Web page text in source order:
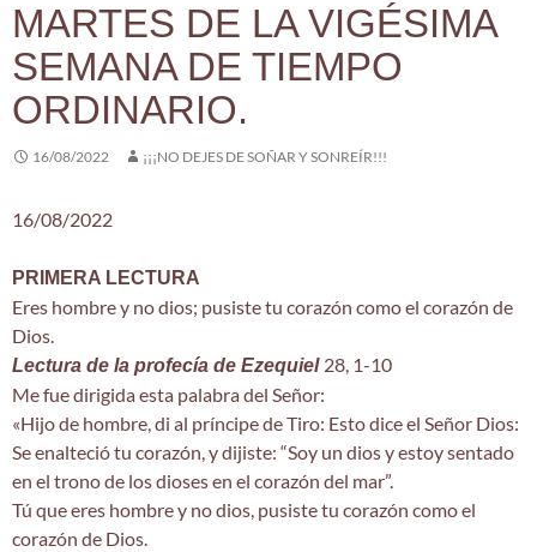
MARTES DE LA VIGÉSIMA
SEMANA DE TIEMPO
ORDINARIO.
16/08/2022 ¡¡¡NO DEJES DE SOÑAR Y SONREÍR!!!
16/08/2022
PRIMERA LECTURA
Eres hombre y no dios; pusiste tu corazón como el corazón de
Dios.
Lectura de la profecía de Ezequiel 28, 1-10
Me fue dirigida esta palabra del Señor:
«Hijo de hombre, di al príncipe de Tiro: Esto dice el Señor Dios:
Se enalteció tu corazón, y dijiste: “Soy un dios y estoy sentado
en el trono de los dioses en el corazón del mar”.
Tú que eres hombre y no dios, pusiste tu corazón como el
corazón de Dios.